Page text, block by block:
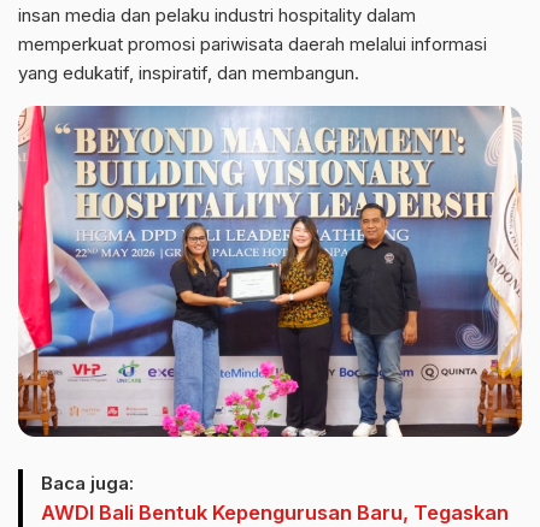
insan media dan pelaku industri hospitality dalam
memperkuat promosi pariwisata daerah melalui informasi
yang edukatif, inspiratif, dan membangun.
Baca juga:
AWDI Bali Bentuk Kepengurusan Baru, Tegaskan